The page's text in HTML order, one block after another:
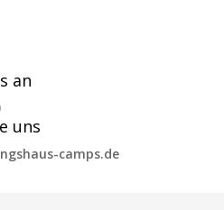
an
uns
camps.de